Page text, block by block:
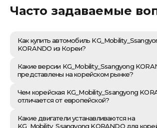
Часто задаваемые
Как купить автомобиль
KORANDO из Кореи?
Для приобретения автомобиля KG
Korando из Республики Корея
проверенных аукционных площадках
сетях, с учетом его технического
эксплуатации и наличия полного пакета
инспекцию лота, включая проверку
Какие версии KG_Mobility_Ssangyong
представлены на корейском рынке?
Ответ на вопрос о том, какие версии KG
Korando (ранее SsangYong)
поскольку модельный ряд включает как
версии с двигателями внутреннего
Чем корейская KG_Mobility_Ssangyong
отличается от европейской?
В первую очередь, различия между
европейской версиями KG Mobility
Какие двигатели устанавливаются на
KG_Mobility_Ssangyong KORANDO для